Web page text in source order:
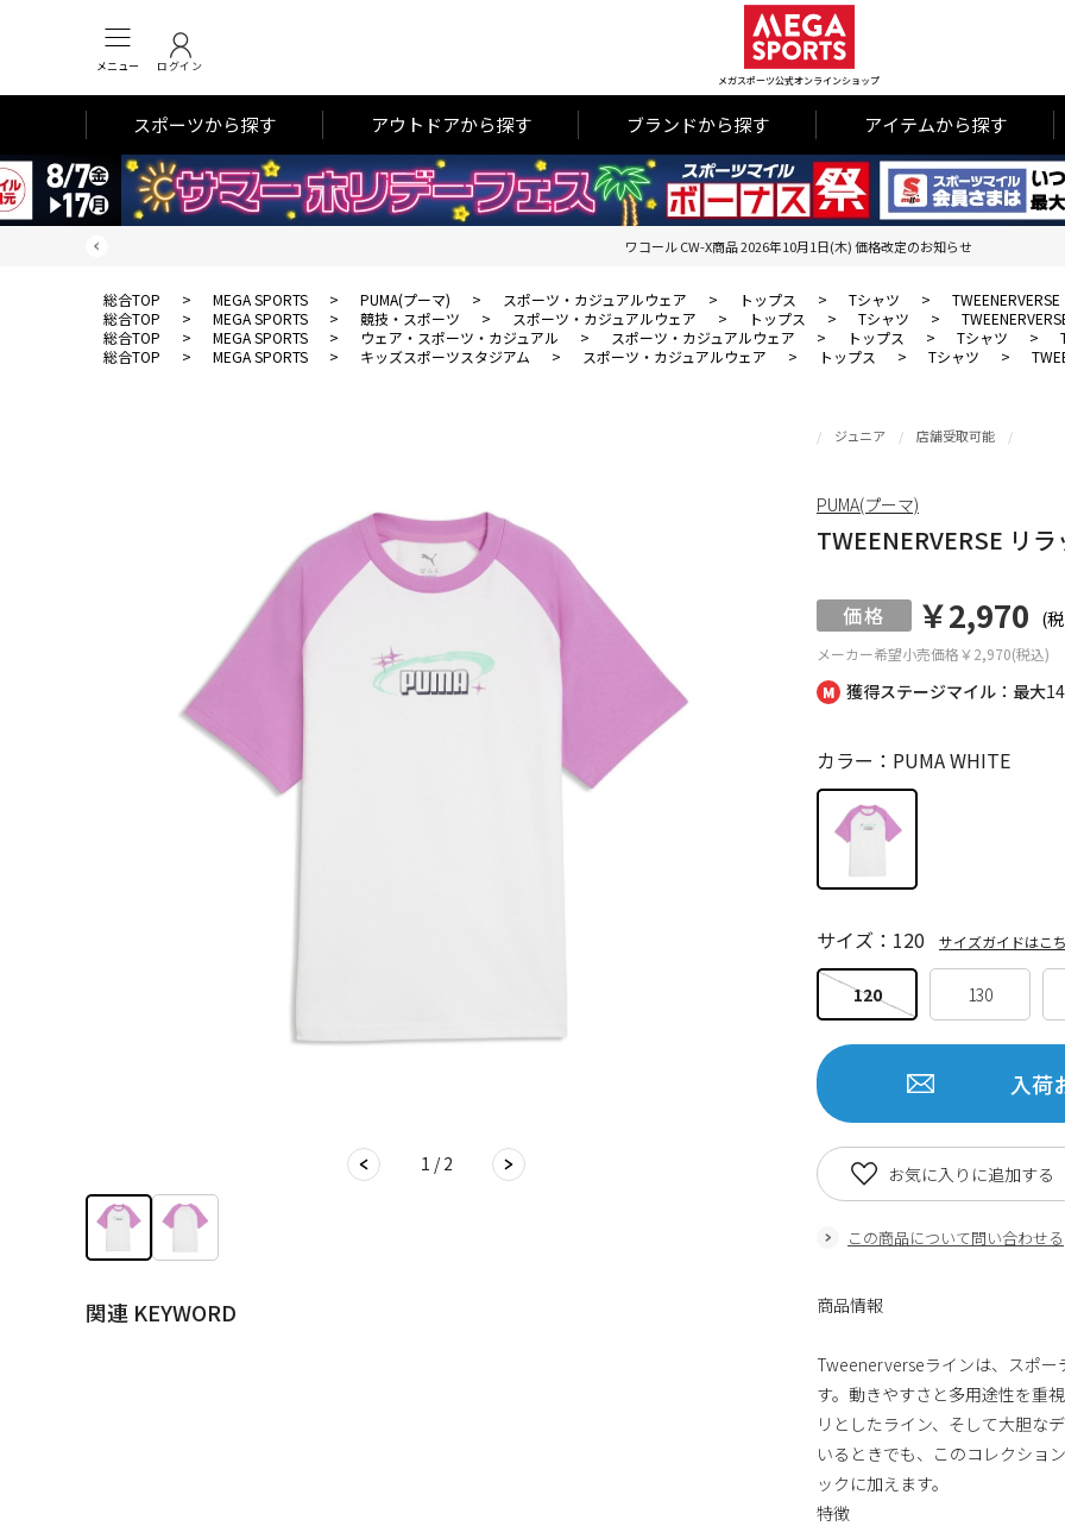
メニュー ログイン
メガスポーツ公式オンラインショップ
スポーツから探す アウトドアから探す ブランドから探す アイテムから探す
ワコール CW-X商品 2026年10月1日(木) 価格改定のお知らせ
総合TOP > MEGA SPORTS > PUMA(プーマ) > スポーツ・カジュアルウェア > トップス > Tシャツ >
総合TOP
> MEGA SPORTS > 競技・スポーツ > スポーツ・カジュアルウェア > トップス > Tシャツ >
総合TOP
> MEGA SPORTS > ウェア・スポーツ・カジュアル > スポーツ・カジュアルウェア > トップス > Tシャツ >
総合TOP
> MEGA SPORTS > キッズスポーツスタジアム > スポーツ・カジュアルウェア > トップス > Tシャツ >
1 / 2
関連 KEYWORD
獲得ステージマイル：最大
ジュニア 店舗受取可能
TWEENERVERSE リ
メーカー希望小売価格￥2,970(税込)
￥2,970 (
カラー：PUMA WHITE
120 130
サイズ：120 サイズガイドはこ
入荷
この商品について問い合わせる
お気に入りに追加する
PUMA(プーマ)
商品情報
Tweenerverseラインは、スポ
す。動きやすさと多用途性を重
リとしたライン、そして大胆な
いるときでも、このコレクショ
ックに加えます。
特徴